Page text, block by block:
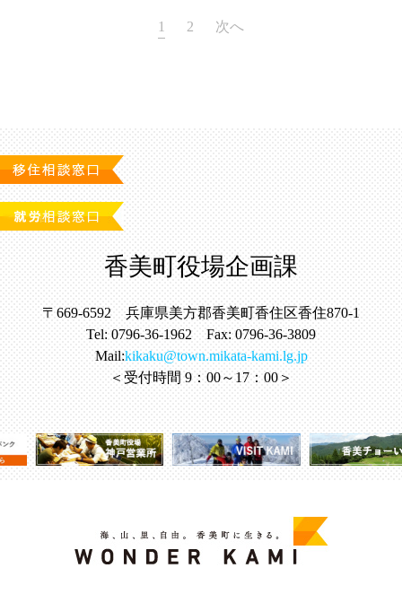
ジ
送
り
1 2 次へ
香美町役場企画課
〒669-6592 兵庫県美方郡香美町香住区香住870-1
Tel: 0796-36-1962 Fax: 0796-36-3809
Mail:kikaku@town.mikata-kami.lg.jp
＜受付時間 9：00～17：00＞